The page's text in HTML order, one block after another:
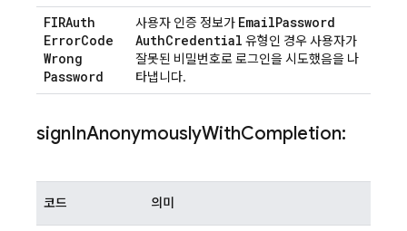
FIRAuth
ErrorCode
Wrong
Password
사용자 인증 정보가 EmailPassword
AuthCredential 유형인 경우 사용자가
잘못된 비밀번호로 로그인을 시도했음을 나
타냅니다.
signInAnonymouslyWithCompletion:
코드 의미